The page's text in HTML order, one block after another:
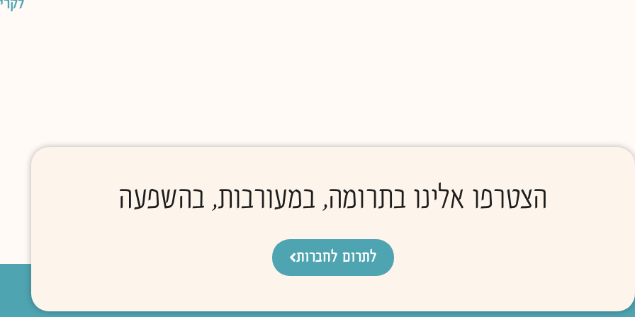
הצטרפו אלינו בתרומה, במעורבות, בהשפעה
לתרום לחברות